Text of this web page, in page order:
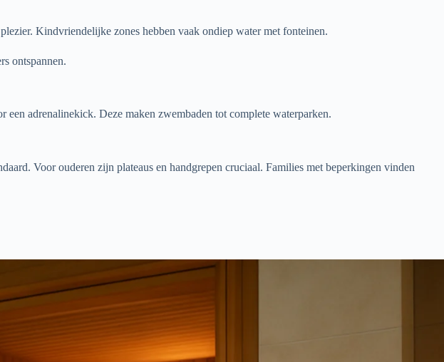
Kindvriendelijke zones hebben vaak ondiep water met fonteinen.
ontspannen.
adrenalinekick. Deze maken zwembaden tot complete waterparken.
Voor ouderen zijn plateaus en handgrepen cruciaal. Families met beperkingen vinden